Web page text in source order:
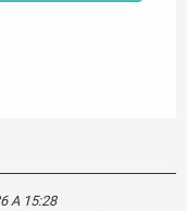
A 15:28